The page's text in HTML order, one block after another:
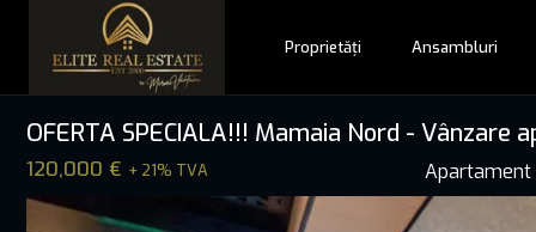
Proprietăți Ansambluri
OFERTA SPECIALA!!! Mamaia Nord -
120,000 € + 21% TVA Apartament